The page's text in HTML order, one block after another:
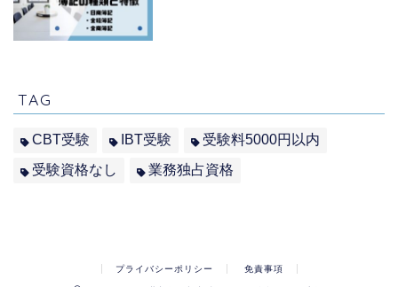
TAG
CBT受験 IBT受験
受験料5000円以内
受験資格なし
業務独占資格
プライバシーポリシー 免責事項